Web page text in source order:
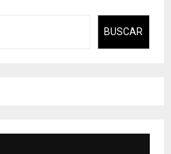
BUSCAR